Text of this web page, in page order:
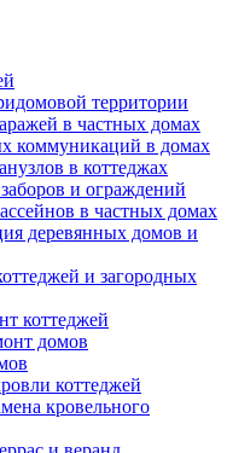
территории
в частных домах
коммуникаций в домах
в коттеджах
и ограждений
в частных домах
деревянных домов и
и загородных
коттеджей
домов
коттеджей
кровельного